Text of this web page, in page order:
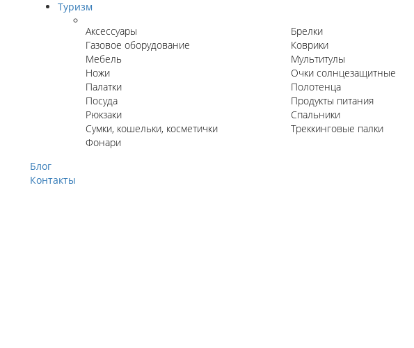
Туризм
Аксессуары
Брелки
Газовое оборудование
Коврики
Мебель
Мультитулы
Ножи
Очки солнцезащитные
Палатки
Полотенца
Посуда
Продукты питания
Рюкзаки
Спальники
Сумки, кошельки, косметички
Треккинговые палки
Фонари
Блог
Контакты